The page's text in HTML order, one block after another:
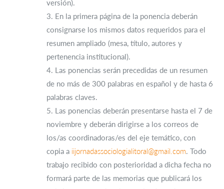
versión).
3. En la primera página de la ponencia deberán
consignarse los mismos datos requeridos para el
resumen ampliado (mesa, título, autores y
pertenencia institucional).
4. Las ponencias serán precedidas de un resumen
de no más de 300 palabras en español y de hasta 6
palabras claves.
5. Las ponencias deberán presentarse hasta el 7 de
noviembre y deberán dirigirse a los correos de
los/as coordinadoras/es del eje temático, con
copia a iijornadassociologialitoral@gmail.com. Todo
trabajo recibido con posterioridad a dicha fecha no
formará parte de las memorias que publicará los